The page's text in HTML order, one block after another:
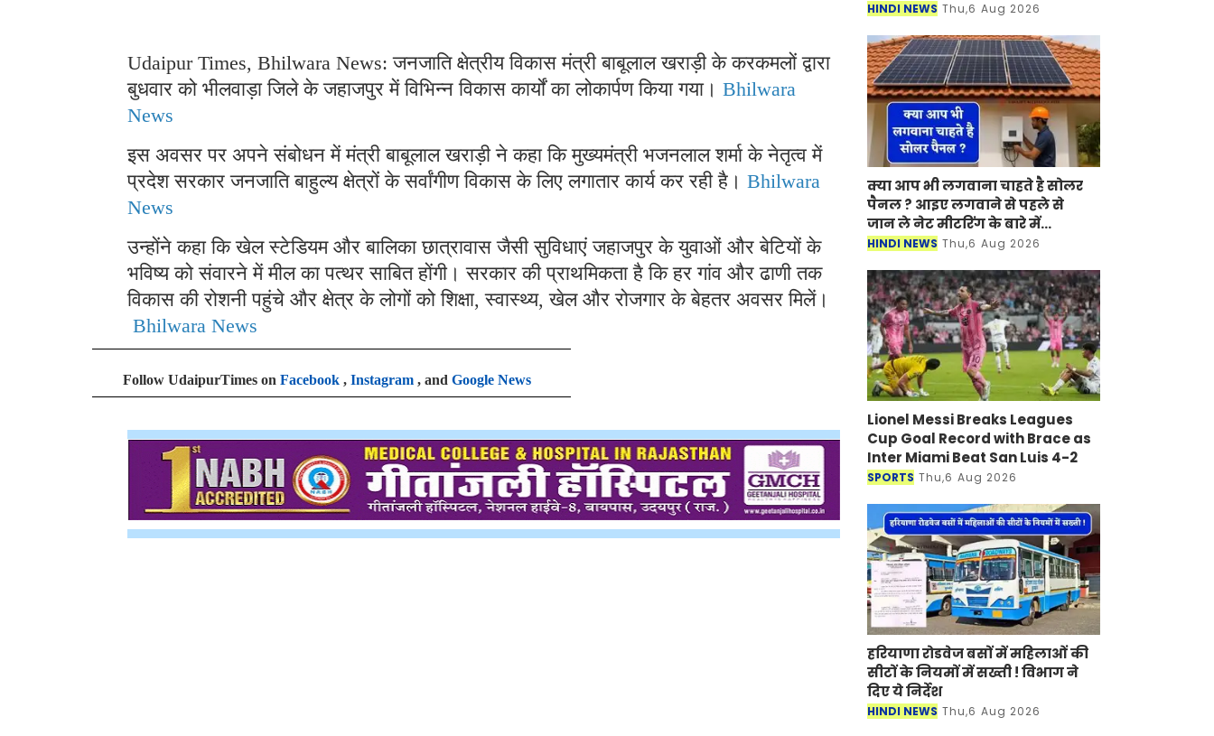
Udaipur Times, Bhilwara News: जनजाति क्षेत्रीय विकास मंत्री बाबूलाल खराड़ी के करकमलों द्वारा
बुधवार को भीलवाड़ा जिले के जहाजपुर में विभिन्न विकास कार्यों का लोकार्पण किया गया। Bhilwara
News
इस अवसर पर अपने संबोधन में मंत्री बाबूलाल खराड़ी ने कहा कि मुख्यमंत्री भजनलाल शर्मा के नेतृत्व में
प्रदेश सरकार जनजाति बाहुल्य क्षेत्रों के सर्वांगीण विकास के लिए लगातार कार्य कर रही है। Bhilwara
News
उन्होंने कहा कि खेल स्टेडियम और बालिका छात्रावास जैसी सुविधाएं जहाजपुर के युवाओं और बेटियों के
भविष्य को संवारने में मील का पत्थर साबित होंगी। सरकार की प्राथमिकता है कि हर गांव और ढाणी तक
विकास की रोशनी पहुंचे और क्षेत्र के लोगों को शिक्षा, स्वास्थ्य, खेल और रोजगार के बेहतर अवसर मिलें।
Bhilwara News
Follow UdaipurTimes on Facebook , Instagram , and Google News
HINDI NEWS Thu,6 Aug 2026
क्या आप भी लगवाना चाहते है सोलर
पैनल ? आइए लगवाने से पहले से
जान ले नेट मीटरिंग के बारे में...
HINDI NEWS Thu,6 Aug 2026
Lionel Messi Breaks Leagues
Cup Goal Record with Brace as
Inter Miami Beat San Luis 4-2
SPORTS Thu,6 Aug 2026
हरियाणा रोडवेज बसों में महिलाओं की
सीटों के नियमों में सख्ती ! विभाग ने
दिए ये निर्देश
HINDI NEWS Thu,6 Aug 2026